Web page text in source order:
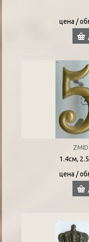
цена /
1.4см,
цена /